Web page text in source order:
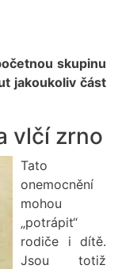
skupinu
jakoukoliv část
vlčí zrno
Tato
onemocnění
mohou
„potrápit“
rodiče i dítě.
Jsou totiž